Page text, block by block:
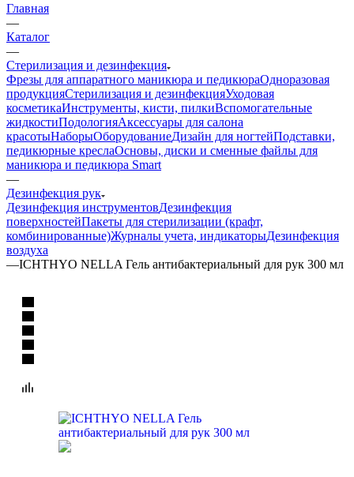
Главная
—
Каталог
—
Стерилизация и дезинфекция
Фрезы для аппаратного маникюра и педикюраОдноразовая
продукцияСтерилизация и дезинфекцияУходовая
косметикаИнструменты, кисти, пилкиВспомогательные
жидкостиПодологияАксессуары для салона
красотыНаборыОборудованиеДизайн для ногтейПодставки,
педикюрные креслаОсновы, диски и сменные файлы для
маникюра и педикюра Smart
—
Дезинфекция рук
Дезинфекция инструментовДезинфекция
поверхностейПакеты для стерилизации (крафт,
комбинированные)Журналы учета, индикаторыДезинфекция
воздуха
—ICHTHYO NELLA Гель антибактериальный для рук 300 мл